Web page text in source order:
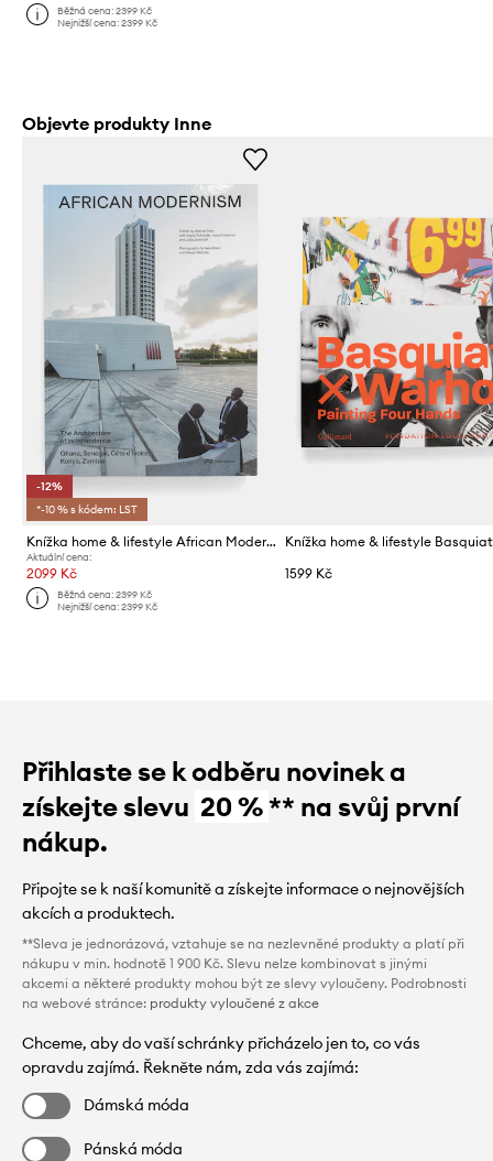
Běžná cena:2399 Kč
Nejnižší cena:2399 Kč
Objevte produkty Inne
-12%
*-10 % s kódem: LST
Knížka home & lifestyle African Modernism by Manuel Herz, English
Aktuální cena:
2099 Kč
Běžná cena:2399 Kč
Nejnižší cena:2399 Kč
1599 Kč
Přihlaste se k odběru novinek a
získejte slevu 20 %** na svůj první
nákup.
Připojte se k naší komunitě a získejte informace o nejnovějších
akcích a produktech.
**Sleva je jednorázová, vztahuje se na nezlevněné produkty a platí při
nákupu v min. hodnotě 1 900 Kč. Slevu nelze kombinovat s jinými
akcemi a některé produkty mohou být ze slevy vyloučeny. Podrobnosti
na webové stránce: produkty vyloučené z akce
Chceme, aby do vaší schránky přicházelo jen to, co vás
opravdu zajímá. Řekněte nám, zda vás zajímá:
Dámská móda
Pánská móda